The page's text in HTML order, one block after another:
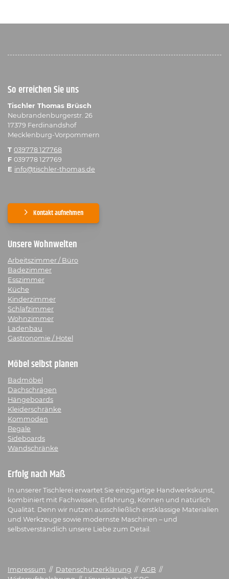
So erreichen Sie uns
Tischler Thomas Brüsch
Neubrandenburgerstr. 26
17379 Ferdinandshof
Mecklenburg-Vorpommern
T 039778 127768
F 039778 127769
E info@tischler-thomas.de
Kontakt aufnehmen
Unsere Wohnwelten
Arbeitszimmer / Büro
Badezimmer
Esszimmer
Küche
Kinderzimmer
Schlafzimmer
Wohnzimmer
Ladenbau
Gastronomie / Hotel
Möbel selbst planen
Badmöbel
Dachschrägen
Hängeboards
Kleiderschränke
Kommoden
Regale
Sideboards
Wandschränke
Erfolg nach Maß
In unserer Tischlerei erwartet Sie einzigartige Handwerkskunst,
kombiniert mit Fachwissen, Erfahrung, Können und natürlich
Qualität. Denn wir nutzen ausschließlich erstklassige Materialien
und Werkzeuge sowie modernste Maschinen – und
selbstverständlich unsere Liebe zum Detail.
Impressum // Datenschutzerklärung // AGB //